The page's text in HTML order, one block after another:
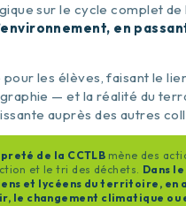
sur le cycle complet de
en
les élèves, faisant le
— et la réalité du
auprès des autres
de la CCTLB mène des
et le tri des déchets. Dans
et lycéens du territoire,
le changement climatique